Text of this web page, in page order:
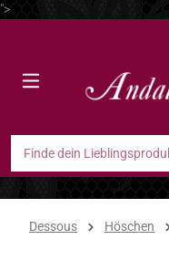
">
Dessous Höschen